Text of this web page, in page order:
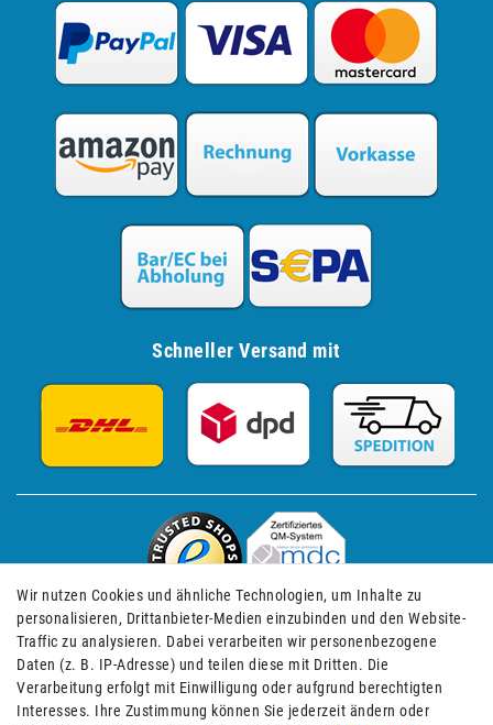
Schneller Versand mit
Impressum Daten­schutz­erklärung AGB
Wir nutzen Cookies und ähnliche Technologien, um Inhalte zu
personalisieren, Drittanbieter-Medien einzubinden und den Website-
Traffic zu analysieren. Dabei verarbeiten wir personenbezogene
Daten (z. B. IP-Adresse) und teilen diese mit Dritten. Die
Verarbeitung erfolgt mit Einwilligung oder aufgrund berechtigten
Interesses. Ihre Zustimmung können Sie jederzeit ändern oder